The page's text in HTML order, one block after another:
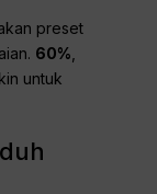
preset
60%
untuk